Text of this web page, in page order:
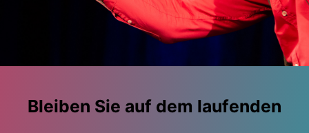
Bleiben Sie auf dem laufenden